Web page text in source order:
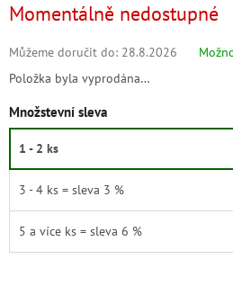
Momentálně nedostupné
Můžeme doručit do: 28.8.2026
Položka byla vyprodána…
Množstevní sleva
1 - 2 ks
3 - 4 ks = sleva 3 %
5 a více ks = sleva 6 %